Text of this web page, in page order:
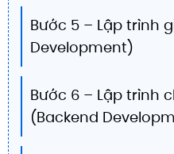
Bước 5 – Lập trình
Development)
Bước 6 – Lập trình
(Backend